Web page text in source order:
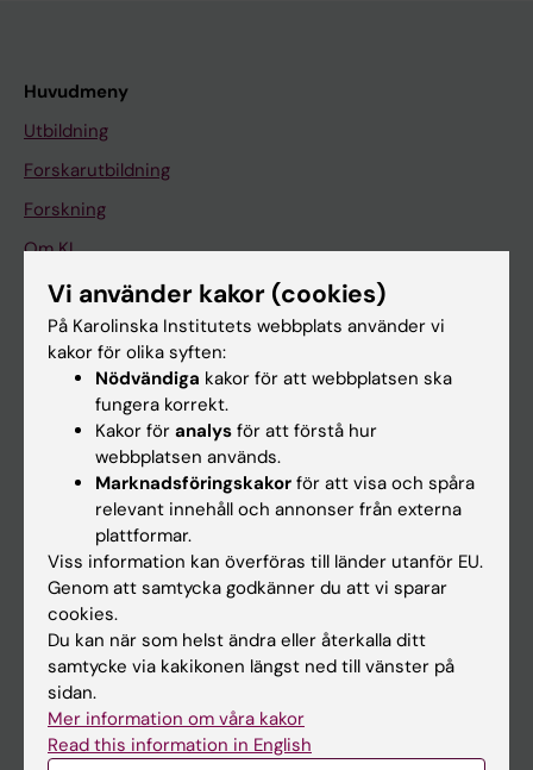
Huvudmeny
Utbildning
Forskarutbildning
Forskning
Om KI
På gång
Nyheter
Kalender
Schema
Studentmejlen
Kurs- och programwebbar
Student på KI
Vi använder kakor (cookies)
På Karolinska Institutets webbplats använder vi
kakor för olika syften:
Nödvändiga kakor för att webbplatsen ska
fungera korrekt.
Kakor för analys för att förstå hur
webbplatsen används.
Marknadsföringskakor för att visa och spåra
relevant innehåll och annonser från externa
plattformar.
Viss information kan överföras till länder utanför EU.
Genom att samtycka godkänner du att vi sparar
cookies.
Du kan när som helst ändra eller återkalla ditt
samtycke via kakikonen längst ned till vänster på
sidan.
Mer information om våra kakor
Read this information in English